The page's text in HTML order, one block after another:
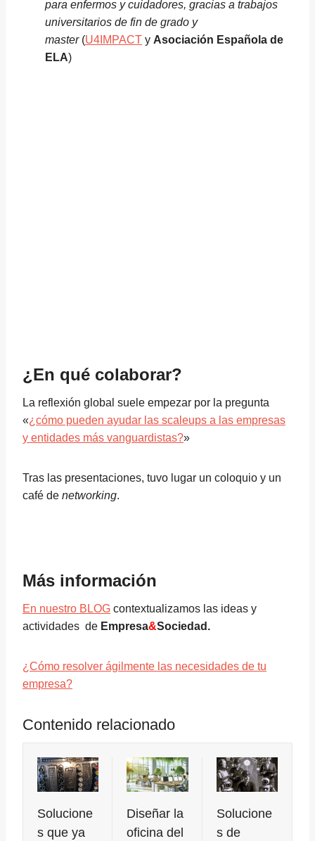
para enfermos y cuidadores, gracias a trabajos
universitarios de fin de grado y
master(U4IMPACT y Asociación Española de
ELA)
¿En qué colaborar?
La reflexión global suele empezar por la pregunta
«¿cómo pueden ayudar las scaleups a las empresas
y entidades más vanguardistas?»
Tras las presentaciones, tuvo lugar un coloquio y un
café de networking.
Más información
En nuestro BLOG contextualizamos las ideas y
actividades de Empresa&Sociedad.
¿Cómo resolver ágilmente las necesidades de tu
empresa?
Contenido relacionado
Solucione
s que ya
Diseñar la
oficina del
Solucione
s de